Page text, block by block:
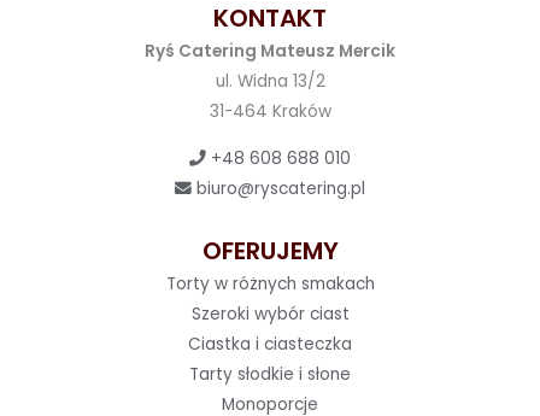
KONTAKT
Ryś Catering Mateusz Mercik
ul. Widna 13/2
31-464 Kraków
+48 608 688 010
biuro@ryscatering.pl
OFERUJEMY
Torty w różnych smakach
Szeroki wybór ciast
Ciastka i ciasteczka
Tarty słodkie i słone
Monoporcje